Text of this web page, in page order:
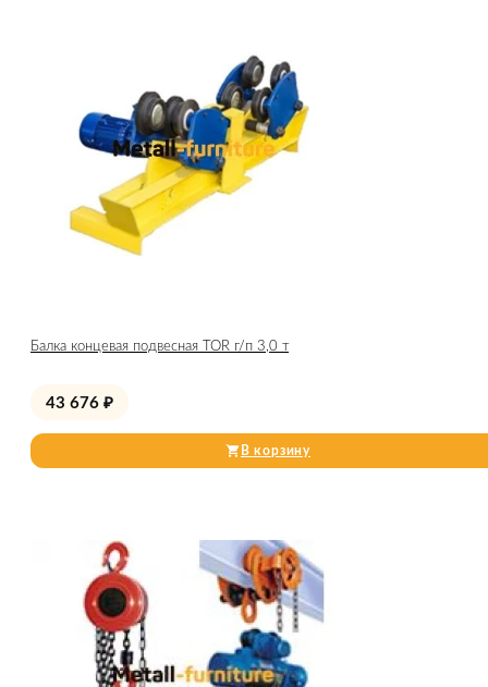
Балка концевая подвесная TOR г/п 3,0 т
43 676 ₽
В корзину